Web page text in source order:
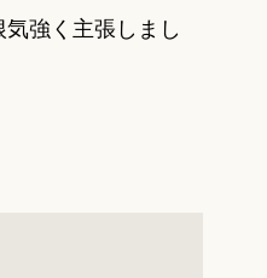
強く主張しまし